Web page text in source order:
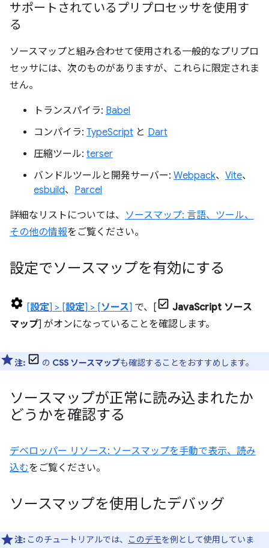
サポートされているプリプロセッサを使用す
る
ソースマップと組み合わせて使用される一般的なプリプロ
セッサには、次のものがありますが、これらに限定されま
せん。
トランスパイラ: Babel
コンパイラ: TypeScript と Dart
圧縮ツール: terser
バンドルツールと開発サーバー: Webpack、 Vite、
esbuild、 Parcel
詳細なリストについては、 ソースマップ: 言語、ツール、
その他の情報をご覧ください。
設定でソースマップを有効にする
[設定] > [設定] > [ソース] で、[
JavaScript ソース
マップ] がオンになっていることを確認します。
注: の CSS ソースマップも確認することをおすすめします。
ソースマップが正常に読み込まれたか
どうかを確認する
デベロッパー リソース: ソースマップを手動で表示、読み
込むをご覧ください。
ソースマップを使用したデバッグ
注: このチュートリアルでは、 このデモを例として使用していま